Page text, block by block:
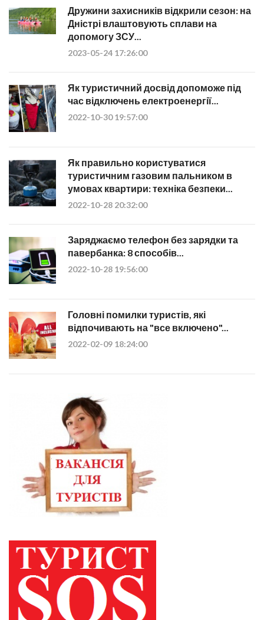
Дружини захисників відкрили сезон: на
Дністрі влаштовують сплави на
допомогу ЗСУ...
2023-05-24 17:26:00
Як туристичний досвід допоможе під
час відключень електроенергії...
2022-10-30 19:57:00
Як правильно користуватися
туристичним газовим пальником в
умовах квартири: техніка безпеки...
2022-10-28 20:32:00
Заряджаємо телефон без зарядки та
павербанка: 8 способів...
2022-10-28 19:56:00
Головні помилки туристів, які
відпочивають на "все включено"...
2022-02-09 18:24:00